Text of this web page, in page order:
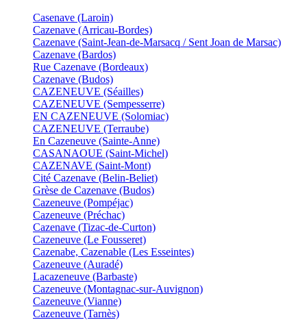
Casenave (Laroin)
Cazenave (Arricau-Bordes)
Cazenave (Saint-Jean-de-Marsacq / Sent Joan de Marsac)
Cazenave (Bardos)
Rue Cazenave (Bordeaux)
Cazenave (Budos)
CAZENEUVE (Séailles)
CAZENEUVE (Sempesserre)
EN CAZENEUVE (Solomiac)
CAZENEUVE (Terraube)
En Cazeneuve (Sainte-Anne)
CASANAOUE (Saint-Michel)
CAZENAVE (Saint-Mont)
Cité Cazenave (Belin-Beliet)
Grèse de Cazenave (Budos)
Cazeneuve (Pompéjac)
Cazeneuve (Préchac)
Cazenave (Tizac-de-Curton)
Cazeneuve (Le Fousseret)
Cazenabe, Cazenable (Les Esseintes)
Cazeneuve (Auradé)
Lacazeneuve (Barbaste)
Cazeneuve (Montagnac-sur-Auvignon)
Cazeneuve (Vianne)
Cazeneuve (Tarnès)